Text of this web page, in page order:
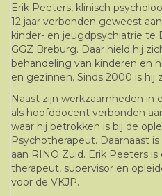
Erik Peeters, klinisch
12 jaar verbonden geweest
kinder- en jeugdpsychiatrie te
GGZ Breburg. Daar hield hij
behandeling van kinderen en
en gezinnen. Sinds 2000 is hij
Naast zijn werkzaamheden in
als hoofddocent verbonden
waar hij betrokken is bij de
Psychotherapeut. Daarnaast
aan RINO Zuid. Erik Peeters is
therapeut, supervisor en
voor de VKJP.